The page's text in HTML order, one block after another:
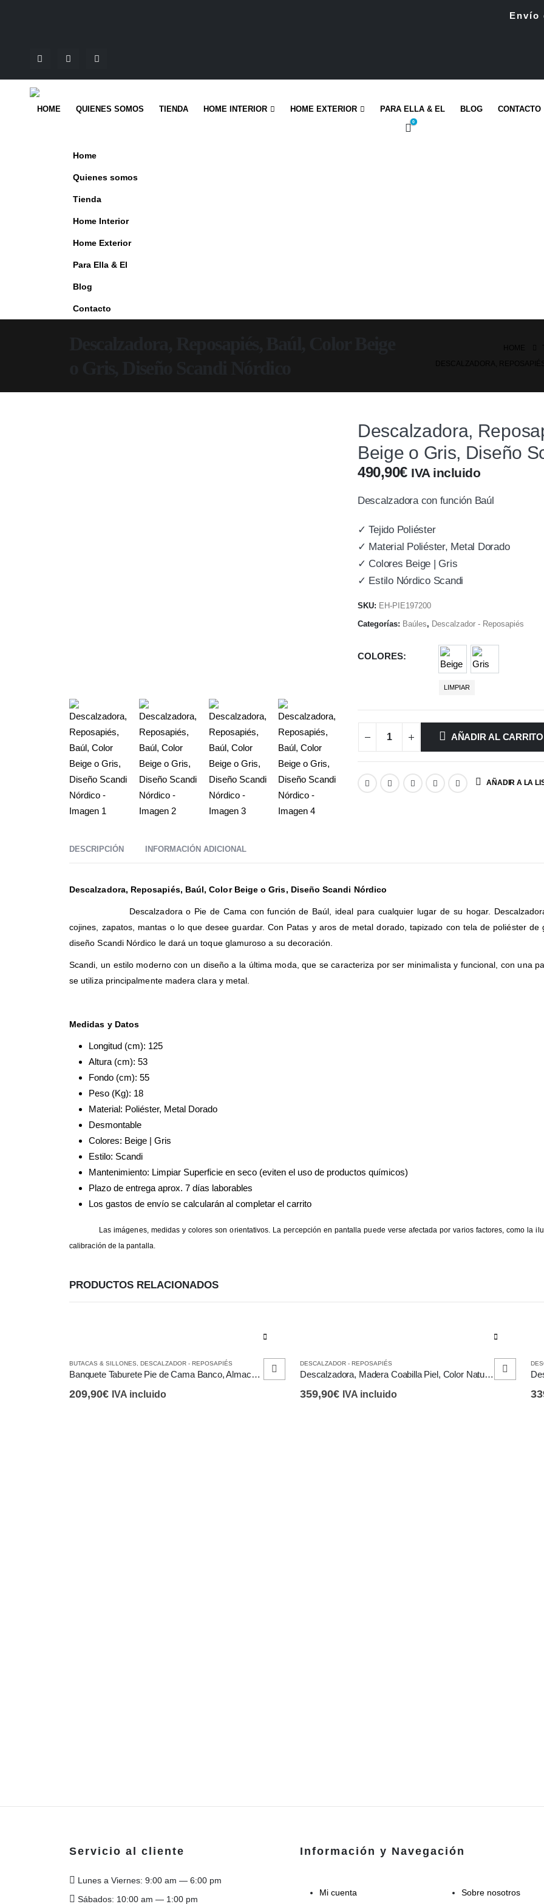
Envío
HOME QUIENES SOMOS TIENDA HOME INTERIOR HOME EXTERIOR PARA ELLA & EL BLOG CONTACTO
0
Home
Quienes somos
Tienda
Home Interior
Home Exterior
Para Ella & El
Blog
Contacto
Descalzadora,
Beige o Gris, Diseño
490,90€ IVA incluido
Descalzadora con función Baúl
✓ Tejido Poliéster
✓ Material Poliéster, Metal Dorado
✓ Colores Beige | Gris
✓ Estilo Nórdico Scandi
SKU: EH-PIE197200
Categorías: Baúles, Descalzador - Reposapiés
COLORES
Beige
Gris
LIMPIAR
AÑADIR AL CARRITO
AÑADIR A LA
DESCRIPCIÓN INFORMACIÓN ADICIONAL
Descalzadora, Reposapiés, Baúl, Color Beige o Gris, Diseño Scandi Nórdico
Descalzadora o Pie de Cama con función de Baúl, ideal para cualquier lugar de su hogar.
cojines, zapatos, mantas o lo que desee guardar. Con Patas y aros de metal dorado, tapizado con tela de poliéster
diseño Scandi Nórdico le dará un toque glamuroso a su decoración.
Scandi, un estilo moderno con un diseño a la última moda, que se caracteriza por ser minimalista y funcional, con una
se utiliza principalmente madera clara y metal.
Medidas y Datos
Longitud (cm): 125
Altura (cm): 53
Fondo (cm): 55
Peso (Kg): 18
Material: Poliéster, Metal Dorado
Desmontable
Colores: Beige | Gris
Estilo: Scandi
Mantenimiento: Limpiar Superficie en seco (eviten el uso de productos químicos)
Plazo de entrega aprox. 7 días laborables
Los gastos de envío se calcularán al completar el carrito
Las imágenes, medidas y colores son orientativos. La percepción en pantalla puede verse afectada por varios factores, como la
calibración de la pantalla.
PRODUCTOS RELACIONADOS
producto
múltiples
BUTACAS & SILLONES DESCALZADOR - REPOSAPIÉS
Banquete Taburete Pie de Cama Banco, Almacenamiento, Marrón y Gris
209,90€ IVA incluido
DESCALZADOR - REPOSAPIÉS
Descalzadora, Madera Coabilla Piel, Color Natural Marrón, Diseño Vintage Retro
359,90€ IVA incluido
Servicio al cliente
Lunes a Viernes: 9:00 am — 6:00 pm
Sábados: 10:00 am — 1:00 pm
Información y Navegación
Mi cuenta Sobre nosotros